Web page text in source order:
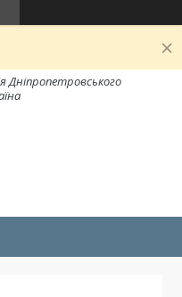
Дніпропетровського